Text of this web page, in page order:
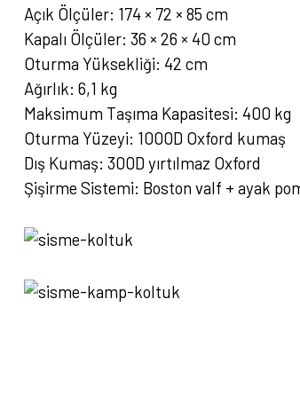
Açık Ölçüler: 174 × 72 × 85 cm
Kapalı Ölçüler: 36 × 26 × 40 cm
Oturma Yüksekliği: 42 cm
Ağırlık: 6,1 kg
Maksimum Taşıma Kapasitesi: 400 kg
Oturma Yüzeyi: 1000D Oxford kumaş
Dış Kumaş: 300D yırtılmaz Oxford
Şişirme Sistemi: Boston valf + ayak